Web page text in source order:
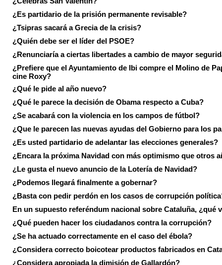
¿Es partidario de la prisión permanente revisable?
¿Tsipras sacará a Grecia de la crisis?
¿Quién debe ser el líder del PSOE?
¿Renunciaría a ciertas libertades a cambio de mayor
¿Prefiere que el Ayuntamiento de Ibi compre el Molino de
cine Roxy?
¿Qué le pide al año nuevo?
¿Qué le parece la decisión de Obama respecto a Cuba?
¿Se acabará con la violencia en los campos de fútbol?
¿Que le parecen las nuevas ayudas del Gobierno para los
¿Es usted partidario de adelantar las elecciones generales?
¿Encara la próxima Navidad con más optimismo que otros
¿Le gusta el nuevo anuncio de la Lotería de Navidad?
¿Podemos llegará finalmente a gobernar?
¿Basta con pedir perdón en los casos de corrupción
En un supuesto referéndum nacional sobre Cataluña, ¿qué
¿Qué pueden hacer los ciudadanos contra la corrupción?
¿Se ha actuado correctamente en el caso del ébola?
¿Considera correcto boicotear productos fabricados en
¿Considera apropiada la dimisión de Gallardón?